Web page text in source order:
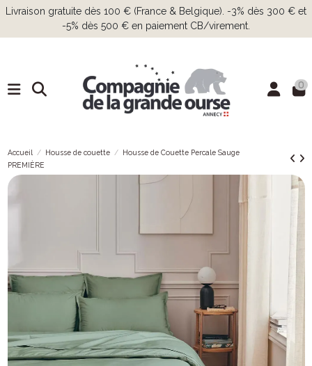
Livraison gratuite dès 100 € (France & Belgique). -3% dès 300 € et
-5% dès 500 € en paiement CB/virement.
0
Accueil Housse de couette
Housse de Couette Percale Sauge
PREMIÈRE